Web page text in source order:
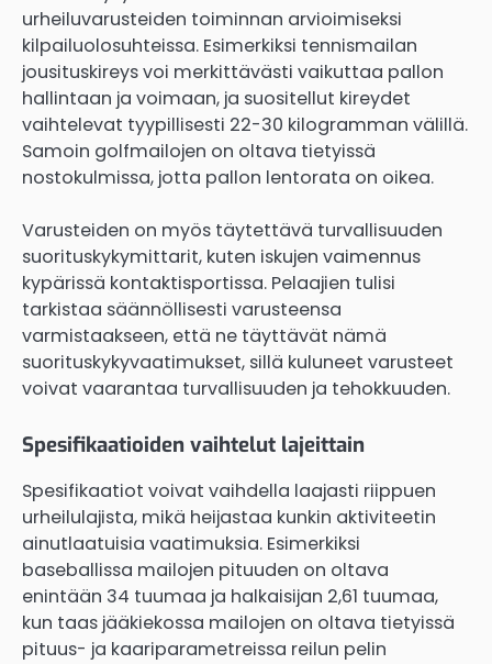
urheiluvarusteiden toiminnan arvioimiseksi
kilpailuolosuhteissa. Esimerkiksi tennismailan
jousituskireys voi merkittävästi vaikuttaa pallon
hallintaan ja voimaan, ja suositellut kireydet
vaihtelevat tyypillisesti 22-30 kilogramman välillä.
Samoin golfmailojen on oltava tietyissä
nostokulmissa, jotta pallon lentorata on oikea.
Varusteiden on myös täytettävä turvallisuuden
suorituskykymittarit, kuten iskujen vaimennus
kypärissä kontaktisportissa. Pelaajien tulisi
tarkistaa säännöllisesti varusteensa
varmistaakseen, että ne täyttävät nämä
suorituskykyvaatimukset, sillä kuluneet varusteet
voivat vaarantaa turvallisuuden ja tehokkuuden.
Spesifikaatioiden vaihtelut lajeittain
Spesifikaatiot voivat vaihdella laajasti riippuen
urheilulajista, mikä heijastaa kunkin aktiviteetin
ainutlaatuisia vaatimuksia. Esimerkiksi
baseballissa mailojen pituuden on oltava
enintään 34 tuumaa ja halkaisijan 2,61 tuumaa,
kun taas jääkiekossa mailojen on oltava tietyissä
pituus- ja kaariparametreissa reilun pelin